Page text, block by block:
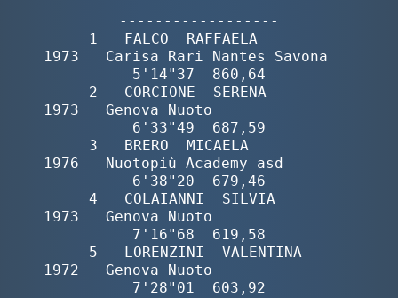
Flash News
Galleria fotografica
Videogallery
Intranet
Webmail
------------------
       1   FALCO  RAFFAELA
1973   Carisa Rari Nantes Savona
5'14"37  860,64
       2   CORCIONE  SERENA
1973   Genova Nuoto
6'33"49  687,59
       3   BRERO  MICAELA
1976   Nuotopiù Academy asd
6'38"20  679,46
       4   COLAIANNI  SILVIA
1973   Genova Nuoto
7'16"68  619,58
       5   LORENZINI  VALENTINA
1972   Genova Nuoto
7'28"01  603,92